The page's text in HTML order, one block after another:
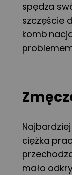
spędza
szczęście
ciężka
mało